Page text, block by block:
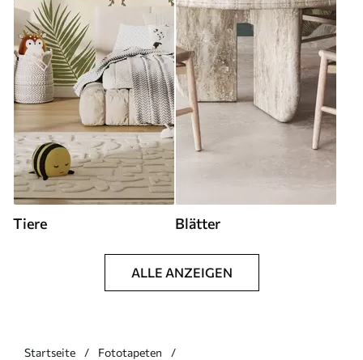
Tiere Blätter
ALLE ANZEIGEN
Startseite
Fototapeten